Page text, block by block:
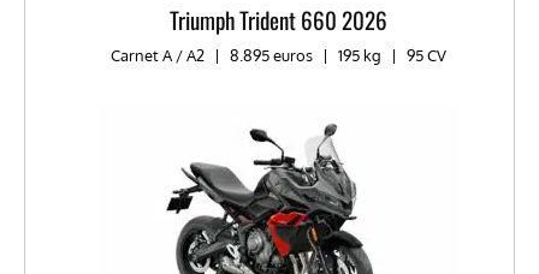
Triumph Trident 660 2026
Carnet A / A2 | 8.895 euros | 195 kg | 95 CV